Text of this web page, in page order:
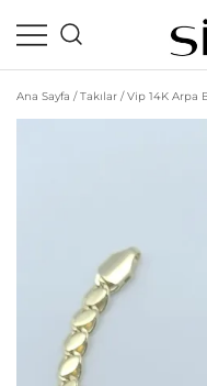
Ana Sayfa /Takılar / Vip 14K Arpa